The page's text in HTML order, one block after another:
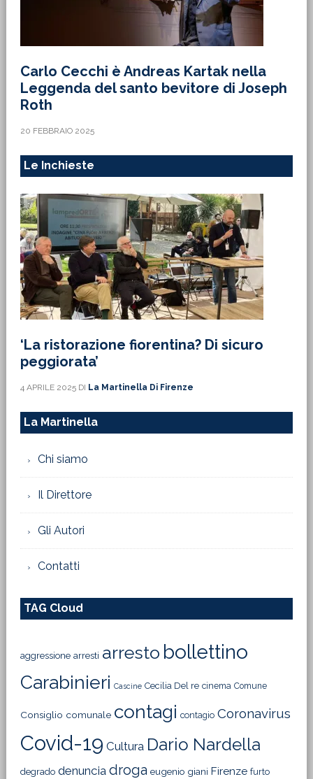
Carlo Cecchi è Andreas Kartak nella
Leggenda del santo bevitore di Joseph
Roth
20 FEBBRAIO 2025
Le Inchieste
‘La ristorazione fiorentina? Di sicuro
peggiorata’
4 APRILE 2025DI La Martinella Di Firenze
La Martinella
Chi siamo
Il Direttore
Gli Autori
Contatti
TAG Cloud
aggressione arresti arresto bollettino
Carabinieri Cascine Cecilia Del re cinema Comune
Consiglio comunale contagi contagio Coronavirus
Covid-19 Cultura Dario Nardella
degrado denuncia droga eugenio giani Firenze furto